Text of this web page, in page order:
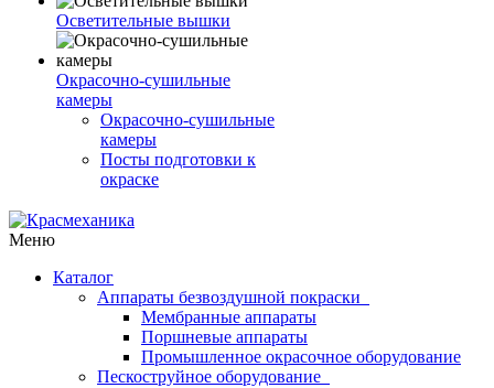
Осветительные вышки
Окрасочно-сушильные
камеры
Окрасочно-сушильные
камеры
Посты подготовки к
окраске
Меню
Каталог
Аппараты безвоздушной покраски
Мембранные аппараты
Поршневые аппараты
Промышленное окрасочное оборудование
Пескоструйное оборудование